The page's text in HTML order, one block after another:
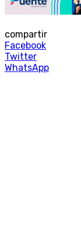
compartir
Facebook
Twitter
WhatsApp